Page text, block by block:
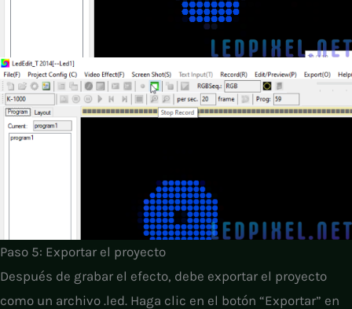
Paso 5: Exportar el proyecto
Después de grabar el efecto, debe exportar el proyecto
como un archivo .led. Haga clic en el botón “Exportar” en